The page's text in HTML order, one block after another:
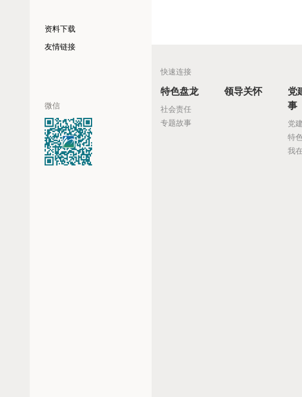
资料下载
友情链接
微信
快速连接
特色盘龙
社会责任
专题故事
领导关怀
党
事
党
特
我